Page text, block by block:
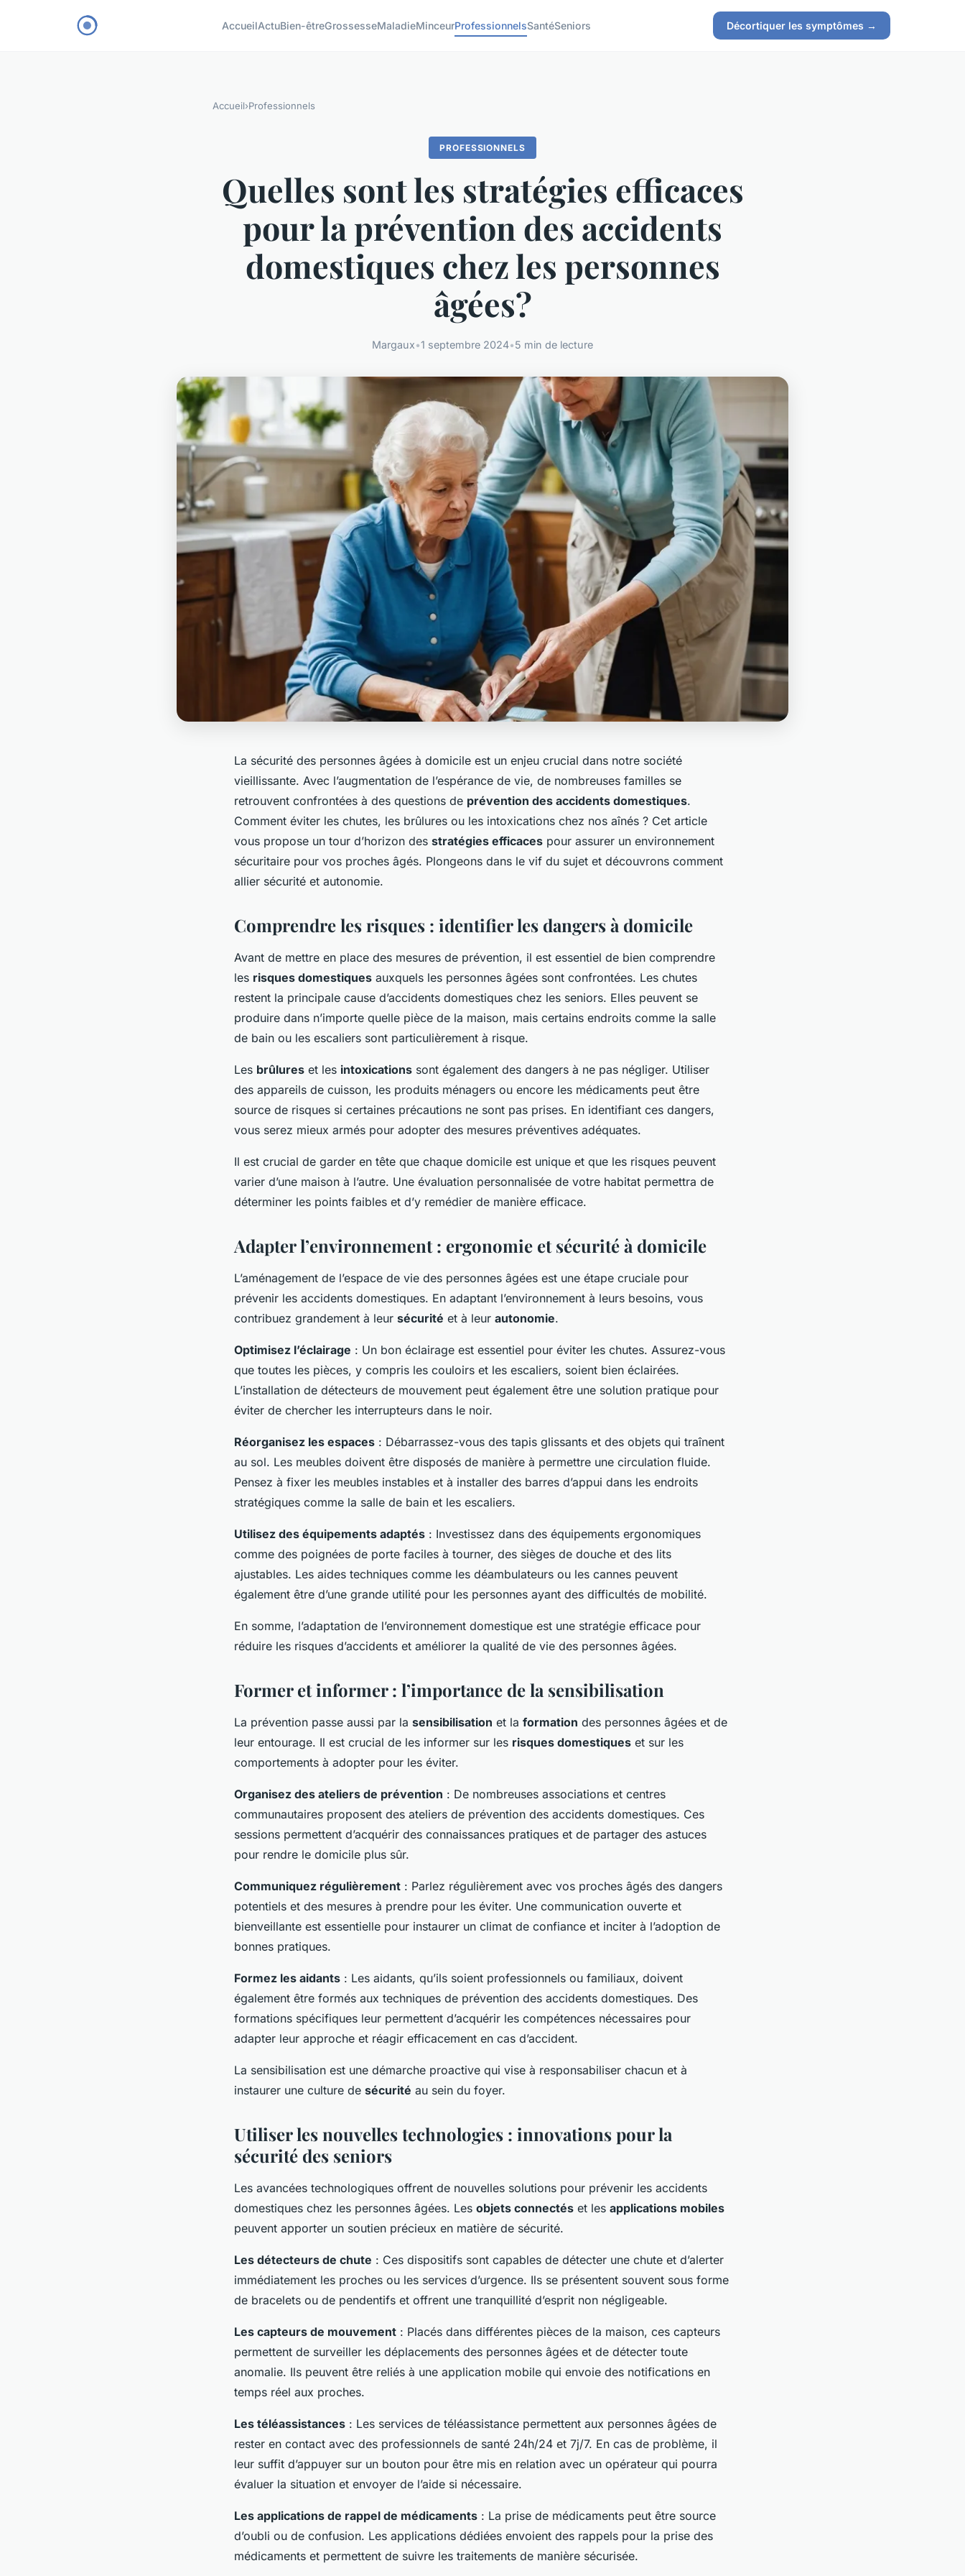
AccueilActuBien-êtreGrossesseMaladieMinceurProfessionnelsSantéSeniors Décortiquer les symptômes →
Accueil›Professionnels
PROFESSIONNELS
Quelles sont les stratégies efficaces
pour la prévention des accidents
domestiques chez les personnes
âgées?
Margaux•1 septembre 2024•5 min de lecture
La sécurité des personnes âgées à domicile est un enjeu crucial dans notre société
vieillissante. Avec l’augmentation de l’espérance de vie, de nombreuses familles se
retrouvent confrontées à des questions de prévention des accidents domestiques.
Comment éviter les chutes, les brûlures ou les intoxications chez nos aînés ? Cet article
vous propose un tour d’horizon des stratégies efficaces pour assurer un environnement
sécuritaire pour vos proches âgés. Plongeons dans le vif du sujet et découvrons comment
allier sécurité et autonomie.
Comprendre les risques : identifier les dangers à domicile
Avant de mettre en place des mesures de prévention, il est essentiel de bien comprendre
les risques domestiques auxquels les personnes âgées sont confrontées. Les chutes
restent la principale cause d’accidents domestiques chez les seniors. Elles peuvent se
produire dans n’importe quelle pièce de la maison, mais certains endroits comme la salle
de bain ou les escaliers sont particulièrement à risque.
Les brûlures et les intoxications sont également des dangers à ne pas négliger. Utiliser
des appareils de cuisson, les produits ménagers ou encore les médicaments peut être
source de risques si certaines précautions ne sont pas prises. En identifiant ces dangers,
vous serez mieux armés pour adopter des mesures préventives adéquates.
Il est crucial de garder en tête que chaque domicile est unique et que les risques peuvent
varier d’une maison à l’autre. Une évaluation personnalisée de votre habitat permettra de
déterminer les points faibles et d’y remédier de manière efficace.
Adapter l’environnement : ergonomie et sécurité à domicile
L’aménagement de l’espace de vie des personnes âgées est une étape cruciale pour
prévenir les accidents domestiques. En adaptant l’environnement à leurs besoins, vous
contribuez grandement à leur sécurité et à leur autonomie.
Optimisez l’éclairage : Un bon éclairage est essentiel pour éviter les chutes. Assurez-vous
que toutes les pièces, y compris les couloirs et les escaliers, soient bien éclairées.
L’installation de détecteurs de mouvement peut également être une solution pratique pour
éviter de chercher les interrupteurs dans le noir.
Réorganisez les espaces : Débarrassez-vous des tapis glissants et des objets qui traînent
au sol. Les meubles doivent être disposés de manière à permettre une circulation fluide.
Pensez à fixer les meubles instables et à installer des barres d’appui dans les endroits
stratégiques comme la salle de bain et les escaliers.
Utilisez des équipements adaptés : Investissez dans des équipements ergonomiques
comme des poignées de porte faciles à tourner, des sièges de douche et des lits
ajustables. Les aides techniques comme les déambulateurs ou les cannes peuvent
également être d’une grande utilité pour les personnes ayant des difficultés de mobilité.
En somme, l’adaptation de l’environnement domestique est une stratégie efficace pour
réduire les risques d’accidents et améliorer la qualité de vie des personnes âgées.
Former et informer : l’importance de la sensibilisation
La prévention passe aussi par la sensibilisation et la formation des personnes âgées et de
leur entourage. Il est crucial de les informer sur les risques domestiques et sur les
comportements à adopter pour les éviter.
Organisez des ateliers de prévention : De nombreuses associations et centres
communautaires proposent des ateliers de prévention des accidents domestiques. Ces
sessions permettent d’acquérir des connaissances pratiques et de partager des astuces
pour rendre le domicile plus sûr.
Communiquez régulièrement : Parlez régulièrement avec vos proches âgés des dangers
potentiels et des mesures à prendre pour les éviter. Une communication ouverte et
bienveillante est essentielle pour instaurer un climat de confiance et inciter à l’adoption de
bonnes pratiques.
Formez les aidants : Les aidants, qu’ils soient professionnels ou familiaux, doivent
également être formés aux techniques de prévention des accidents domestiques. Des
formations spécifiques leur permettent d’acquérir les compétences nécessaires pour
adapter leur approche et réagir efficacement en cas d’accident.
La sensibilisation est une démarche proactive qui vise à responsabiliser chacun et à
instaurer une culture de sécurité au sein du foyer.
Utiliser les nouvelles technologies : innovations pour la
sécurité des seniors
Les avancées technologiques offrent de nouvelles solutions pour prévenir les accidents
domestiques chez les personnes âgées. Les objets connectés et les applications mobiles
peuvent apporter un soutien précieux en matière de sécurité.
Les détecteurs de chute : Ces dispositifs sont capables de détecter une chute et d’alerter
immédiatement les proches ou les services d’urgence. Ils se présentent souvent sous forme
de bracelets ou de pendentifs et offrent une tranquillité d’esprit non négligeable.
Les capteurs de mouvement : Placés dans différentes pièces de la maison, ces capteurs
permettent de surveiller les déplacements des personnes âgées et de détecter toute
anomalie. Ils peuvent être reliés à une application mobile qui envoie des notifications en
temps réel aux proches.
Les téléassistances : Les services de téléassistance permettent aux personnes âgées de
rester en contact avec des professionnels de santé 24h/24 et 7j/7. En cas de problème, il
leur suffit d’appuyer sur un bouton pour être mis en relation avec un opérateur qui pourra
évaluer la situation et envoyer de l’aide si nécessaire.
Les applications de rappel de médicaments : La prise de médicaments peut être source
d’oubli ou de confusion. Les applications dédiées envoient des rappels pour la prise des
médicaments et permettent de suivre les traitements de manière sécurisée.